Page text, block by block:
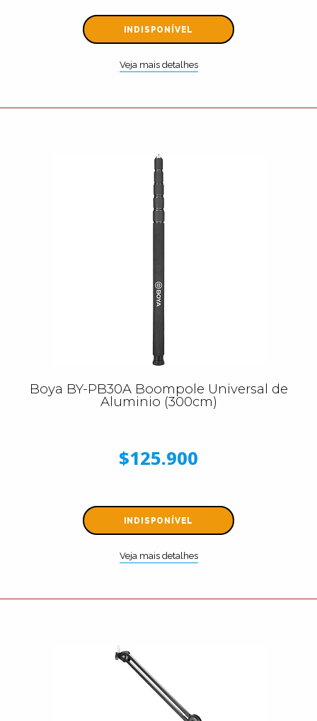
INDISPONÍVEL
Veja mais detalhes
Boya BY-PB30A Boompole Universal de
Aluminio (300cm)
$125.900
INDISPONÍVEL
Veja mais detalhes